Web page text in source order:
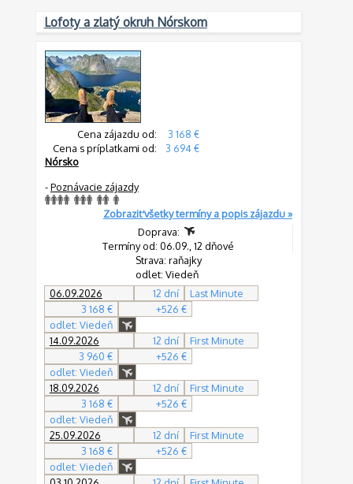
Lofoty a zlatý okruh Nórskom
Cena zájazdu od:
3 168 €
Cena s príplatkami od:
3 694 €
Nórsko
-Poznávacie zájazdy
Zobraziť všetky termíny a popis zájazdu »
Doprava:
Termíny od: 06.09., 12 dňové
Strava: raňajky
odlet: Viedeň
06.09.2026
12 dní
Last Minute
3 168 €
+526 €
odlet: Viedeň
14.09.2026
12 dní
First Minute
3 960 €
+526 €
odlet: Viedeň
18.09.2026
12 dní
First Minute
3 168 €
+526 €
odlet: Viedeň
25.09.2026
12 dní
First Minute
3 168 €
+526 €
odlet: Viedeň